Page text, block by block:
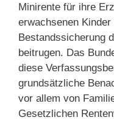
Minirente für ihre
erwachsenen
Bestandssicherung
beitrugen. Das
diese
grundsätzliche
vor allem von
Gesetzlichen